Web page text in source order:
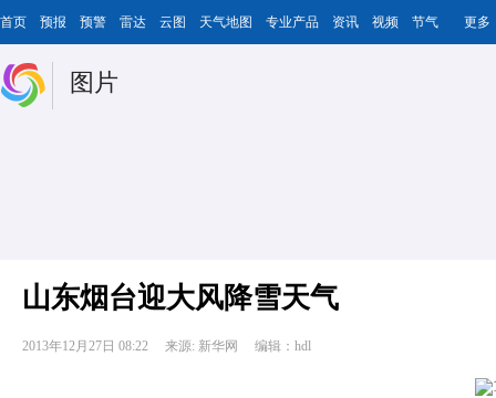
首页 预报 预警 雷达 云图 天气地图 专业产品 资讯 视频 节气 更多
图片
山东烟台迎大风降雪天气
2013年12月27日 08:22 来源: 新华网 编辑：hdl